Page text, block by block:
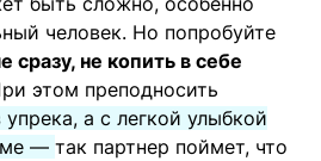
человек. Но попробуйте
сразу, не копить в себе
этом преподносить
упрека, а с легкой улыбкой
— так партнер поймет, что